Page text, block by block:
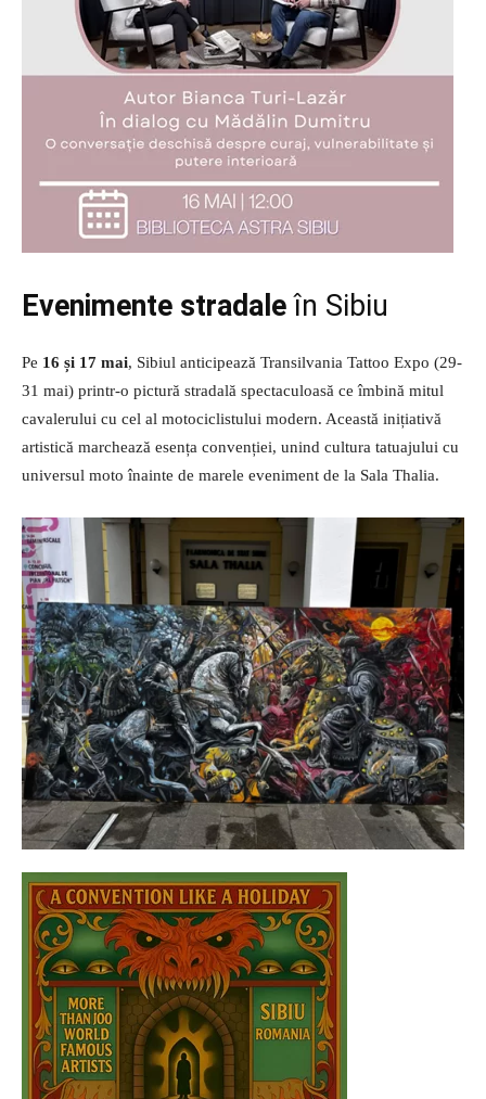
Evenimente stradaleîn Sibiu
Pe 16 și 17 mai, Sibiul anticipează Transilvania Tattoo Expo (29-
31 mai) printr-o pictură stradală spectaculoasă ce îmbină mitul
cavalerului cu cel al motociclistului modern. Această inițiativă
artistică marchează esența convenției, unind cultura tatuajului cu
universul moto înainte de marele eveniment de la Sala Thalia.